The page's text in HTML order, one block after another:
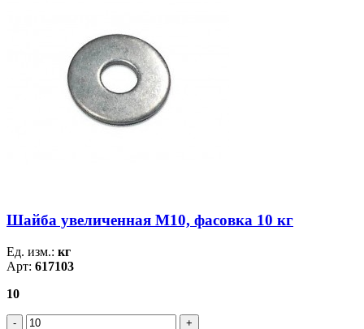
Шайба увеличенная М10, фасовка 10 кг
Ед. изм.: кг
Арт: 617103
10